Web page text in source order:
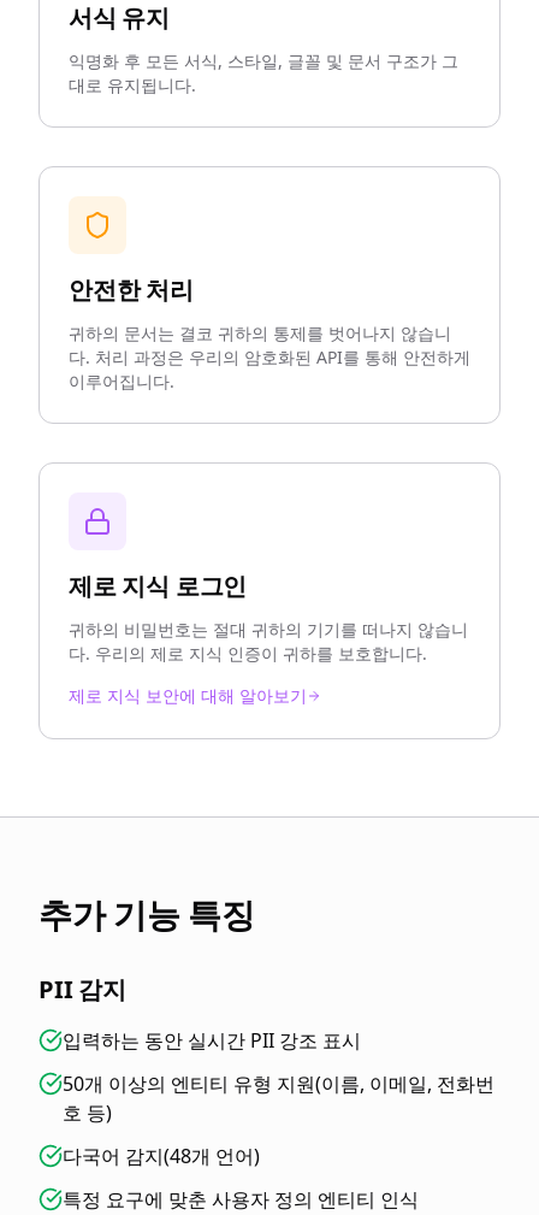
서식 유지
익명화 후 모든 서식, 스타일, 글꼴 및 문서 구조가 그
대로 유지됩니다.
안전한 처리
귀하의 문서는 결코 귀하의 통제를 벗어나지 않습니
다. 처리 과정은 우리의 암호화된 API를 통해 안전하게
이루어집니다.
제로 지식 로그인
귀하의 비밀번호는 절대 귀하의 기기를 떠나지 않습니
다. 우리의 제로 지식 인증이 귀하를 보호합니다.
제로 지식 보안에 대해 알아보기
추가 기능 특징
PII 감지
입력하는 동안 실시간 PII 강조 표시
50개 이상의 엔티티 유형 지원(이름, 이메일, 전화번
호 등)
다국어 감지(48개 언어)
특정 요구에 맞춘 사용자 정의 엔티티 인식